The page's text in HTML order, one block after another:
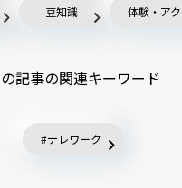
豆知識 体験・ア
記事の関連キーワード
テレワーク